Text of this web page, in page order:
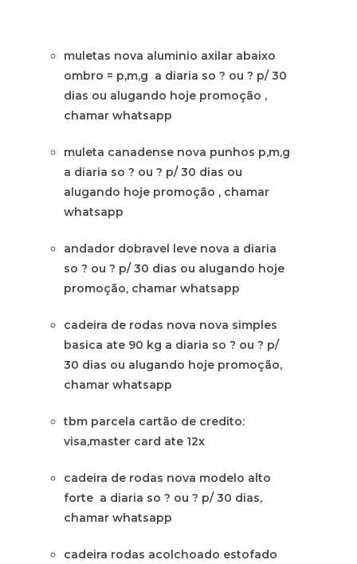
muletas nova aluminio axilar abaixo
ombro = p,m,g a diaria so ? ou ? p/ 30
dias ou alugando hoje promoção ,
chamar whatsapp
muleta canadense nova punhos p,m,g
a diaria so ? ou ? p/ 30 dias ou
alugando hoje promoção , chamar
whatsapp
andador dobravel leve nova a diaria
so ? ou ? p/ 30 dias ou alugando hoje
promoção, chamar whatsapp
cadeira de rodas nova nova simples
basica ate 90 kg a diaria so ? ou ? p/
30 dias ou alugando hoje promoção,
chamar whatsapp
tbm parcela cartão de credito:
visa,master card ate 12x
cadeira de rodas nova modelo alto
forte a diaria so ? ou ? p/ 30 dias,
chamar whatsapp
cadeira rodas acolchoado estofado